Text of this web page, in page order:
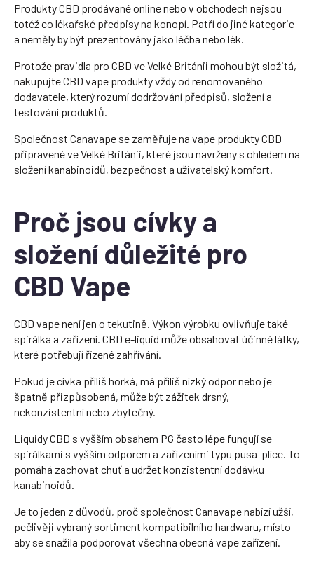
Produkty CBD prodávané online nebo v obchodech nejsou
totéž co lékařské předpisy na konopí. Patří do jiné kategorie
a neměly by být prezentovány jako léčba nebo lék.
Protože pravidla pro CBD ve Velké Británii mohou být složitá,
nakupujte CBD vape produkty vždy od renomovaného
dodavatele, který rozumí dodržování předpisů, složení a
testování produktů.
Společnost Canavape se zaměřuje na vape produkty CBD
připravené ve Velké Británii, které jsou navrženy s ohledem na
složení kanabinoidů, bezpečnost a uživatelský komfort.
Proč jsou cívky a
složení důležité pro
CBD Vape
CBD vape není jen o tekutině. Výkon výrobku ovlivňuje také
spirálka a zařízení. CBD e-liquid může obsahovat účinné látky,
které potřebují řízené zahřívání.
Pokud je cívka příliš horká, má příliš nízký odpor nebo je
špatně přizpůsobená, může být zážitek drsný,
nekonzistentní nebo zbytečný.
Liquidy CBD s vyšším obsahem PG často lépe fungují se
spirálkami s vyšším odporem a zařízeními typu pusa-plíce. To
pomáhá zachovat chuť a udržet konzistentní dodávku
kanabinoidů.
Je to jeden z důvodů, proč společnost Canavape nabízí užší,
pečlivěji vybraný sortiment kompatibilního hardwaru, místo
aby se snažila podporovat všechna obecná vape zařízení.